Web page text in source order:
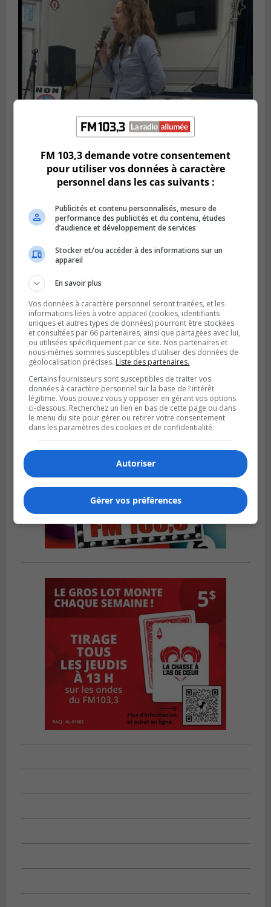
Publié le 6 juillet 2026 à 11h18
Climat Québec dévoile deux candidats
pour l’Agglomération
Publié le 6 juillet 2026 à 09h33
Longueuil conclue un contrat pour
valoriser des cendres d’incinération
FM 103,3 demande votre consentement
pour utiliser vos données à caractère
personnel dans les cas suivants :
Publicités et contenu personnalisés, mesure de
performance des publicités et du contenu, études
d’audience et développement de services
Stocker et/ou accéder à des informations sur un
appareil
En savoir plus
Vos données à caractère personnel seront traitées, et les
informations liées à votre appareil (cookies, identifiants
uniques et autres types de données) pourront être stockées
et consultées par 66 partenaires, ainsi que partagées avec lui,
ou utilisées spécifiquement par ce site. Nos partenaires et
nous-mêmes sommes susceptibles d'utiliser des données de
géolocalisation précises. Liste des partenaires.
Certains fournisseurs sont susceptibles de traiter vos
données à caractère personnel sur la base de l'intérêt
légitime. Vous pouvez vous y opposer en gérant vos options
ci-dessous. Recherchez un lien en bas de cette page ou dans
le menu du site pour gérer ou retirer votre consentement
dans les paramètres des cookies et de confidentialité.
Autoriser
Gérer vos préférences